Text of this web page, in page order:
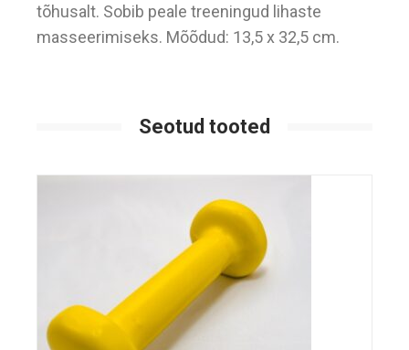
tõhusalt. Sobib peale treeningud lihaste
masseerimiseks. Mõõdud: 13,5 x 32,5 cm.
Seotud tooted